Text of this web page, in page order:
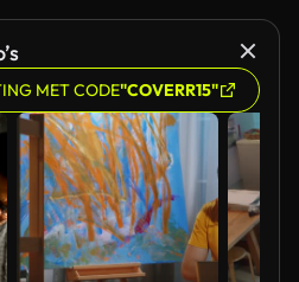
MET CODE"COVERR15"